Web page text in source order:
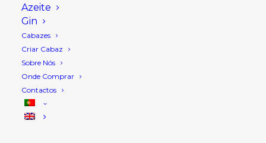
Azeite
Gin
Cabazes
Criar Cabaz
Sobre Nós
Onde Comprar
Contactos